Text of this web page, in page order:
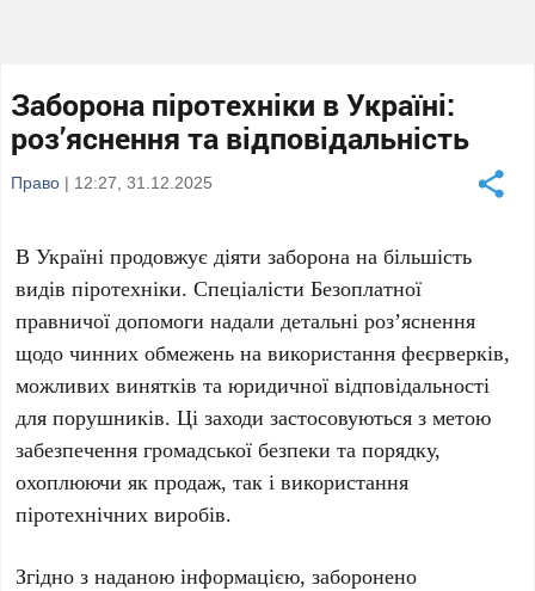
Заборона піротехніки в Україні:
роз’яснення та відповідальність
Право | 12:27, 31.12.2025
В Україні продовжує діяти заборона на більшість
видів піротехніки. Спеціалісти Безоплатної
правничої допомоги надали детальні роз’яснення
щодо чинних обмежень на використання феєрверків,
можливих винятків та юридичної відповідальності
для порушників. Ці заходи застосовуються з метою
забезпечення громадської безпеки та порядку,
охоплюючи як продаж, так і використання
піротехнічних виробів.
Згідно з наданою інформацією, заборонено